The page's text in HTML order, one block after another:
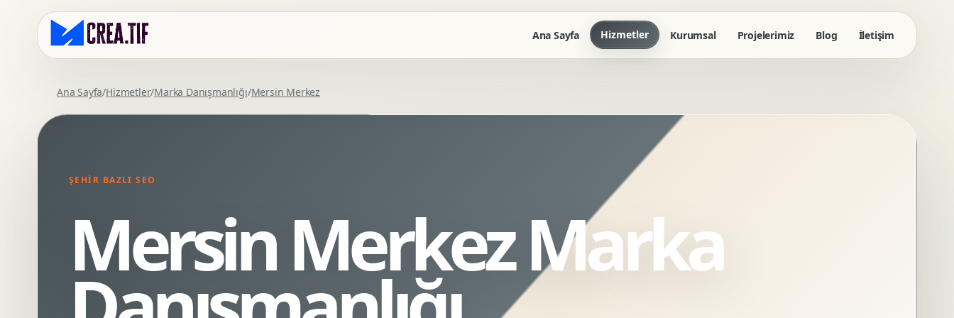
Ana Sayfa Hizmetler
Kurumsal Web Tasarim
SEO Uyumlu Web Tasarim
Webflow Web Tasarim
Framer Web Tasarim
Kurumsal Site Yenileme
Prototip Tasarimi
Dashboard UI Tasarimi
Conversion UX Optimizasyonu
Ofis Ici Gorsel Kimlik
Kurumsal Katalog Tasarimi
Kurumsal Projelerimiz Blog İletişim
Ana Sayfa/Hizmetler/Marka Danışmanlığı/Mersin Merkez
ŞEHIR BAZLI SEO
Mersin Merkez Marka